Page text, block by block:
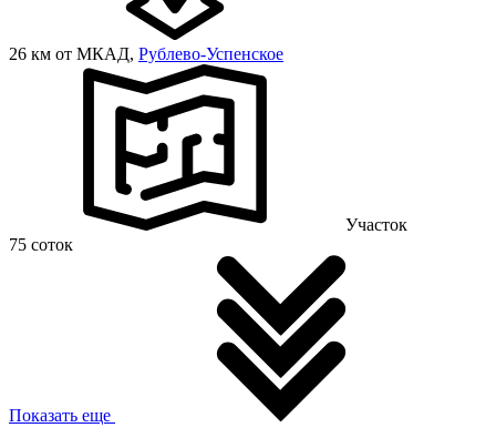
26 км от МКАД, Рублево-Успенское
Участок
75 соток
Показать еще